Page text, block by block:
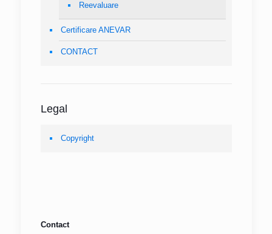
Reevaluare
Certificare ANEVAR
CONTACT
Legal
Copyright
Contact